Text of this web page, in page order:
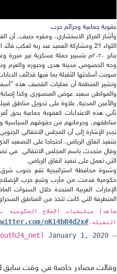
عقوبة جماعية وجرائم حرب
وأشار المركز الاستشاري، ومقره جنيف، أن
يناير ٢٠٢٠م بتسيير حملة عسكرية
وجه الخصوص مدينة هدى وحبوره والعرم
صوبت أسلحتها الثقيلة بما فيها قذائف
وتشير المنظمة أن عمليات القصف هذه
والمواطن سعيد عوض المنصوري وكذا
والأعين المدنية, علاوة على تحويل مناطق
تأتي هذه الاعتداءات كعقوبة جماعية بحق
مناطقهم، وحرمانهم من حقوقهم السياسية
تجدر الإشارة إلى أن المجلس الانتقالي
بتنفيذ اتفاق الرياض، احتجاجا على
وقال متحدث باسم المجلس الانتقالي في
التي تعمل على تنفيذ اتفاق الرياض.
وشبوة محافظة استراتيجية تقع جنوب
حكومية قدمت من مأرب وتتبع حزب الإصلاح
الإمارات العربية المتحدة خلال
المتطرفة التي كانت تتخذ من المناطق
شاهد| ميليشيات الإصلاح
الثقيلة.#south24
oK14bR4d2x
— South24 (@South24_net)
January 1, 2020
وقالت مصادر خاصة في وقت سابق